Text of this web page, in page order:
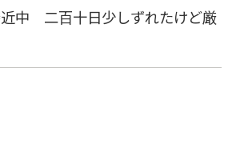
中 二百十日少しずれたけど厳